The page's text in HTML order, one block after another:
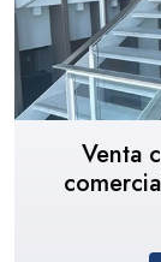
Venta